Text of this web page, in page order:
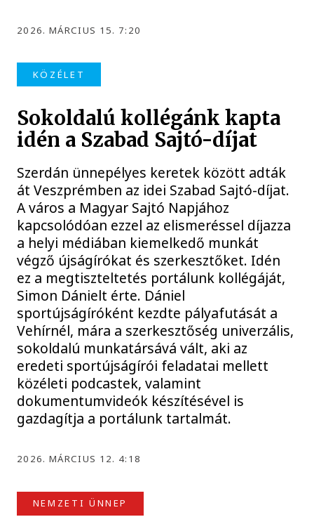
2026. MÁRCIUS 15. 7:20
KÖZÉLET
Sokoldalú kollégánk kapta
idén a Szabad Sajtó-díjat
Szerdán ünnepélyes keretek között adták
át Veszprémben az idei Szabad Sajtó-díjat.
A város a Magyar Sajtó Napjához
kapcsolódóan ezzel az elismeréssel díjazza
a helyi médiában kiemelkedő munkát
végző újságírókat és szerkesztőket. Idén
ez a megtiszteltetés portálunk kollégáját,
Simon Dánielt érte. Dániel
sportújságíróként kezdte pályafutását a
Vehírnél, mára a szerkesztőség univerzális,
sokoldalú munkatársává vált, aki az
eredeti sportújságírói feladatai mellett
közéleti podcastek, valamint
dokumentumvideók készítésével is
gazdagítja a portálunk tartalmát.
2026. MÁRCIUS 12. 4:18
NEMZETI ÜNNEP